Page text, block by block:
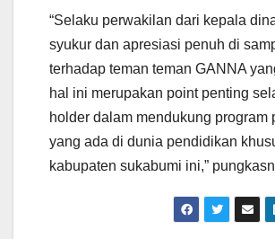
“Selaku perwakilan dari kepala
syukur dan apresiasi penuh di
terhadap teman teman GANNA
hal ini merupakan point penting
holder dalam mendukung program
yang ada di dunia pendidikan
kabupaten sukabumi ini,”